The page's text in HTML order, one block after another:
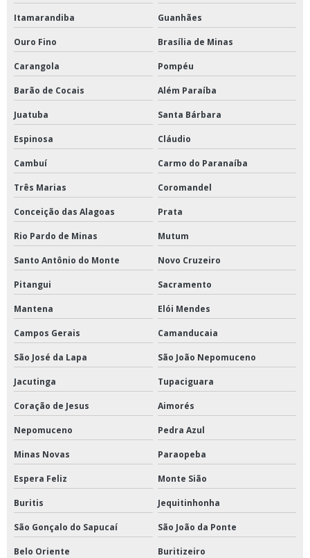
Itamarandiba Guanhães
Ouro Fino Brasília de Minas
Carangola Pompéu
Barão de Cocais Além Paraíba
Juatuba Santa Bárbara
Espinosa Cláudio
Cambuí Carmo do Paranaíba
Três Marias Coromandel
Conceição das Alagoas Prata
Rio Pardo de Minas Mutum
Santo Antônio do Monte Novo Cruzeiro
Pitangui Sacramento
Mantena Elói Mendes
Campos Gerais Camanducaia
São José da Lapa São João Nepomuceno
Jacutinga Tupaciguara
Coração de Jesus Aimorés
Nepomuceno Pedra Azul
Minas Novas Paraopeba
Espera Feliz Monte Sião
Buritis Jequitinhonha
São Gonçalo do Sapucaí São João da Ponte
Belo Oriente Buritizeiro